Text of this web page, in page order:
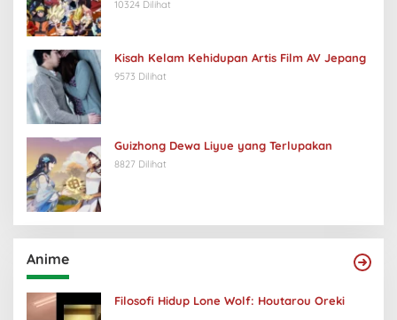
10324 Dilihat
Kisah Kelam Kehidupan Artis Film AV Jepang
9573 Dilihat
Guizhong Dewa Liyue yang Terlupakan
8827 Dilihat
Anime
Filosofi Hidup Lone Wolf: Houtarou Oreki